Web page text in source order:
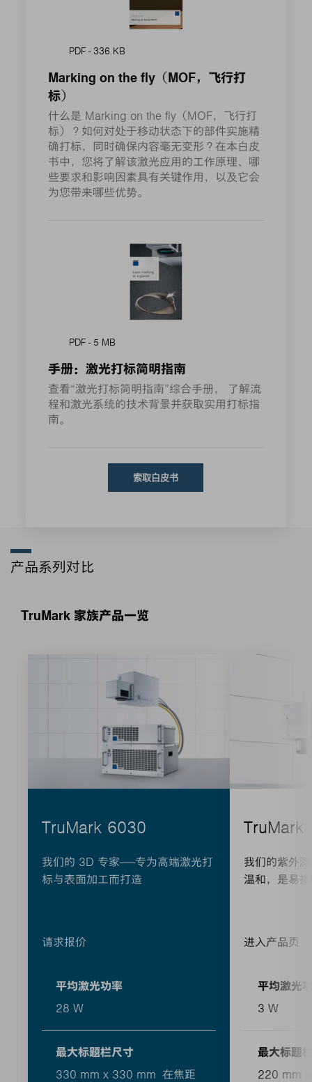
PDF - 336 KB
Marking on the fly（MOF，飞行打
标）
什么是 Marking on the fly（MOF，飞行打
标）？如何对处于移动状态下的部件实施精
确打标，同时确保内容毫无变形？在本白皮
书中，您将了解该激光应用的工作原理、哪
些要求和影响因素具有关键作用，以及它会
为您带来哪些优势。
PDF - 5 MB
手册：激光打标简明指南
查看“激光打标简明指南”综合手册， 了解流
程和激光系统的技术背景并获取实用打标指
南。
索取白皮书
产品系列对比
TruMark 家族产品一览
TruMark 6030
我们的 3D 专家——专为高端激光打
标与表面加工而打造
请求报价
平均激光功率
28 W
最大标题栏尺寸
330 mm x 330 mm 在焦距
TruMark
我们的紫外
温和，是易
进入产品页
平均激光
3 W
最大标题
220 mm